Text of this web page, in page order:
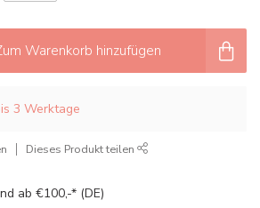
Warenkorb hinzufügen
3 Werktage
Dieses Produkt teilen
ab €100,-* (DE)